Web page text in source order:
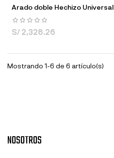
Arado doble Hechizo Universal
S/ 2,328.26
Mostrando 1-6 de 6 artículo(s)
NOSOTROS